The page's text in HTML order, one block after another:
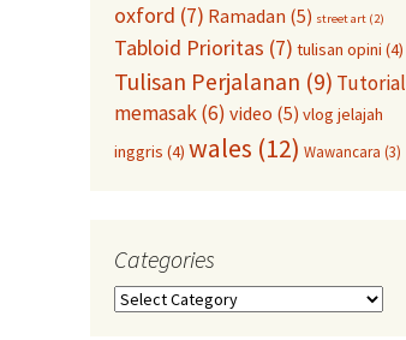
oxford (7) Ramadan (5) street art (2)
Tabloid Prioritas (7) tulisan opini (4)
Tulisan Perjalanan (9) Tutorial
memasak(6) video (5) vlog jelajah
inggris (4) wales (12) Wawancara (3)
Categories
Categories